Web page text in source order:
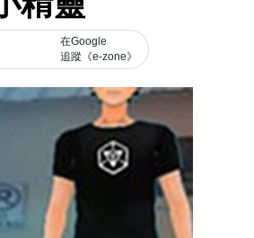
在Google
追蹤《e-zone》